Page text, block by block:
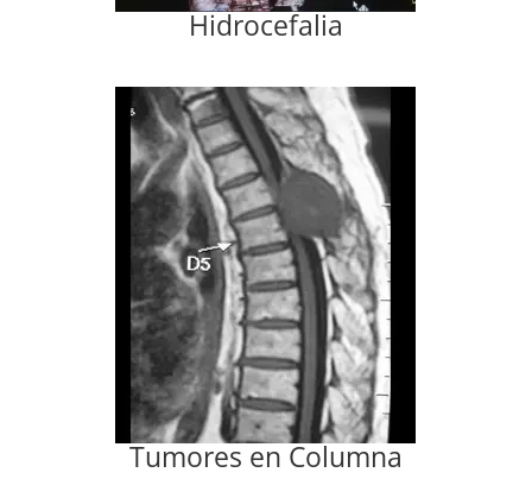
Hidrocefalia
Tumores en Columna